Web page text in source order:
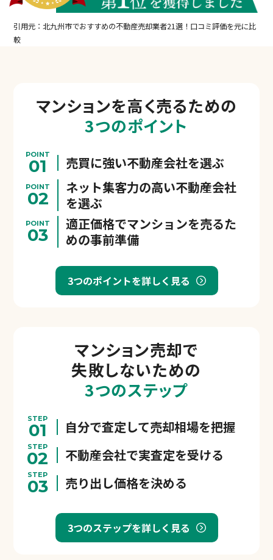
引用元：北九州市でおすすめの不動産売却業者21選！口コミ評価を元に比
較
マンションを高く売るための
3つのポイント
POINT
01 売買に強い不動産会社を選ぶ
POINT
02
ネット集客力の高い不動産会社
を選ぶ
POINT
03
適正価格でマンションを売るた
めの事前準備
3つのポイントを詳しく見る
マンション売却で
失敗しないための
3つのステップ
STEP
01 自分で査定して売却相場を把握
STEP
02 不動産会社で実査定を受ける
STEP
03 売り出し価格を決める
3つのステップを詳しく見る